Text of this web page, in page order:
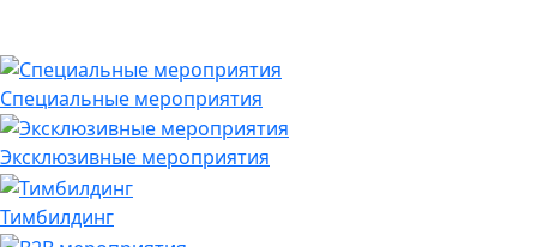
Специальные мероприятия
Эксклюзивные мероприятия
Тимбилдинг